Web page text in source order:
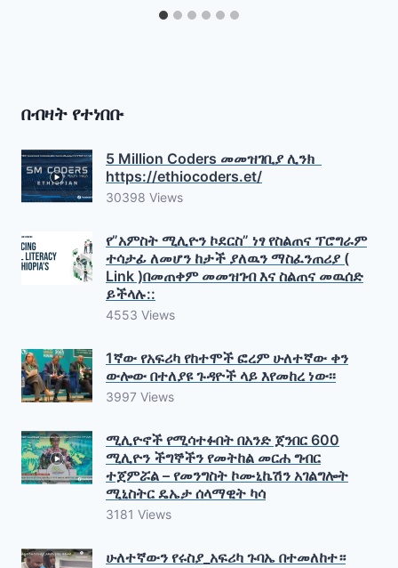
በብዛት የተነበቡ
5 Million Coders መመዝገቢያ ሊንክ
https://ethiocoders.et/
30398 Views
የ”አምስት ሚሊዮን ኮደርስ” ነፃ የስልጠና ፕሮግራም
ተሳታፊ ለመሆን ከታች ያለዉን ማስፈንጠሪያ (
Link )በመጠቀም መመዝገብ እና ስልጠና መዉሰድ
ይችላሉ::
4553 Views
1ኛው የአፍሪካ የከተሞች ፎረም ሁለተኛው ቀን
ውሎው በተለያዩ ጉዳዮች ላይ እየመከረ ነው፡፡
3997 Views
ሚሊዮኖች የሚሳተፉበት በአንድ ጀንበር 600
ሚሊዮን ችግኞችን የመትከል መርሐ ግብር
ተጀምሯል – የመንግስት ኮሙኒኬሽን አገልግሎት
ሚኒስትር ዴኤታ ሰላማዊት ካሳ
3181 Views
ሁለተኛውን የሩስያ_አፍሪካ ጉባኤ በተመለከተ።